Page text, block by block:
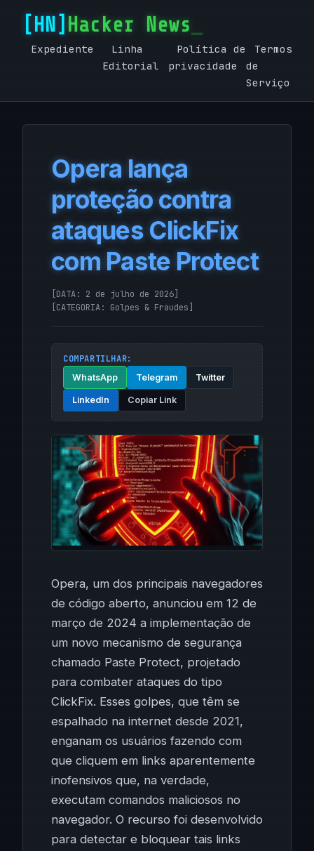
Hacker News
Expediente
Linha
Editorial
Política de
privacidade
Termos
de
Serviço
Opera lança
proteção contra
ataques ClickFix
com Paste Protect
[DATA: 2 de julho de 2026]
[CATEGORIA: Golpes & Fraudes]
COMPARTILHAR:
WhatsApp Telegram Twitter
LinkedIn Copiar Link
Opera, um dos principais navegadores
de código aberto, anunciou em 12 de
março de 2024 a implementação de
um novo mecanismo de segurança
chamado Paste Protect, projetado
para combater ataques do tipo
ClickFix. Esses golpes, que têm se
espalhado na internet desde 2021,
enganam os usuários fazendo com
que cliquem em links aparentemente
inofensivos que, na verdade,
executam comandos maliciosos no
navegador. O recurso foi desenvolvido
para detectar e bloquear tais links